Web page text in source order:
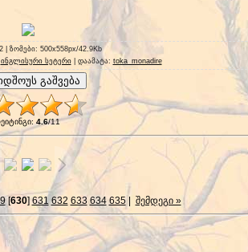
| ზომები: 500x558px/42.9Kb
ინგლისური სეტერი| დაამატა: toka_monadire
: 4.6/11
[630] 631 632 633 634 635| შემდეგი »